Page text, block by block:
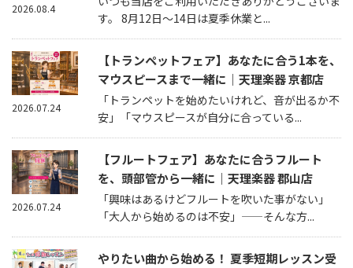
す。 8月12日～14日は夏季休業と...
2026.08.4
【トランペットフェア】あなたに合う1本を、
マウスピースまで一緒に｜天理楽器 京都店
「トランペットを始めたいけれど、音が出るか不
安」「マウスピースが自分に合っている...
2026.07.24
【フルートフェア】あなたに合うフルート
を、頭部管から一緒に｜天理楽器 郡山店
「興味はあるけどフルートを吹いた事がない」
「大人から始めるのは不安」——そんな方...
2026.07.24
やりたい曲から始める！ 夏季短期レッスン受